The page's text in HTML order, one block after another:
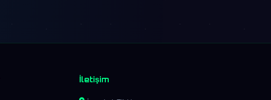
İletişim